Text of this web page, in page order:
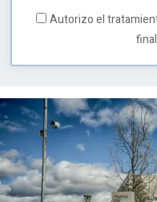
Autorizo el